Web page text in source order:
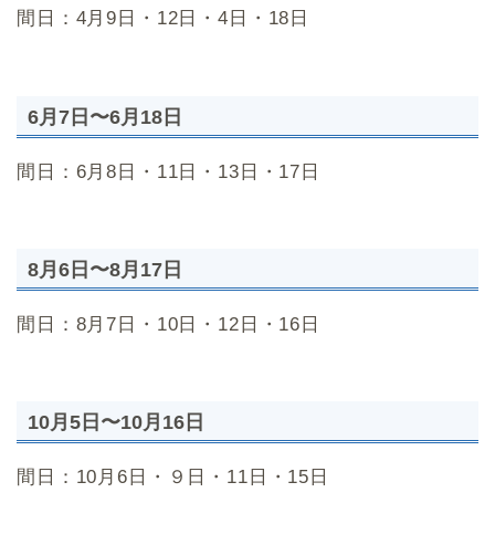
間日：4月9日・12日・4日・18日
6月7日〜6月18日
間日：6月8日・11日・13日・17日
8月6日〜8月17日
間日：8月7日・10日・12日・16日
10月5日〜10月16日
間日：10月6日・９日・11日・15日